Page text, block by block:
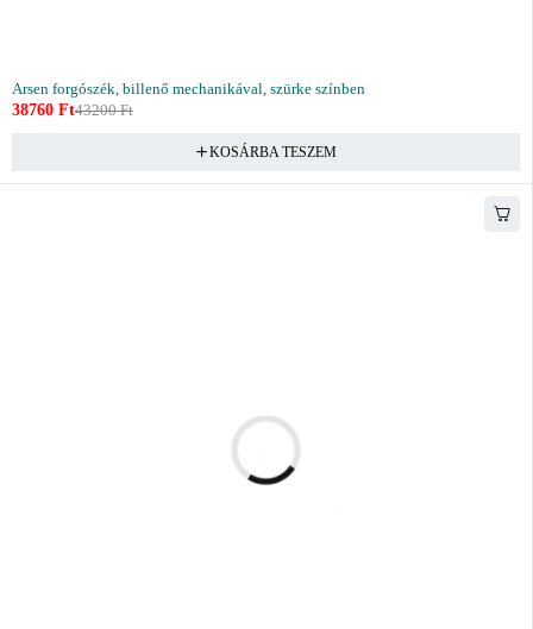
Arsen forgószék, billenő mechanikával, szürke színben
43200Ft
38760 Ft
KOSÁRBA TESZEM